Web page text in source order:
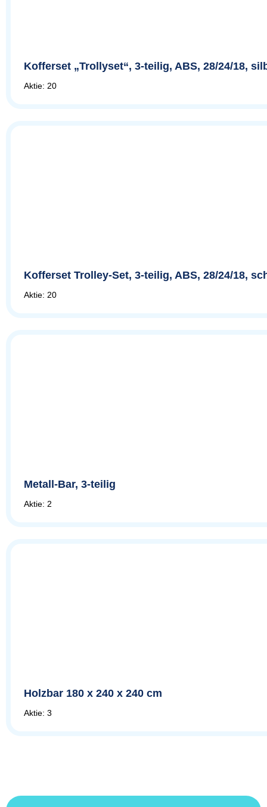
Kofferset „Trollyset“, 3-teilig, ABS, 28/24/18,
Aktie: 20
Kofferset Trolley-Set, 3-teilig, ABS, 28/24/18,
Aktie: 20
Metall-Bar, 3-teilig
Aktie: 2
Holzbar 180 x 240 x 240 cm
Aktie: 3